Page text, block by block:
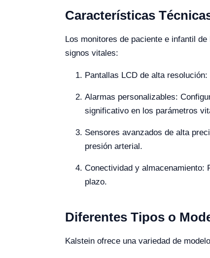
Características
Los monitores de paciente e infantil
signos vitales:
Pantallas LCD de alta
Alarmas personalizables:
significativo en los parámetros
Sensores avanzados de alta
presión arterial.
Conectividad y almacenamiento:
plazo.
Diferentes Tipos o
Kalstein ofrece una variedad de